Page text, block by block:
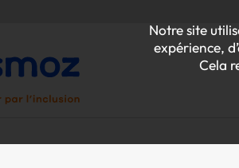
Notre site
expérience,
Cela